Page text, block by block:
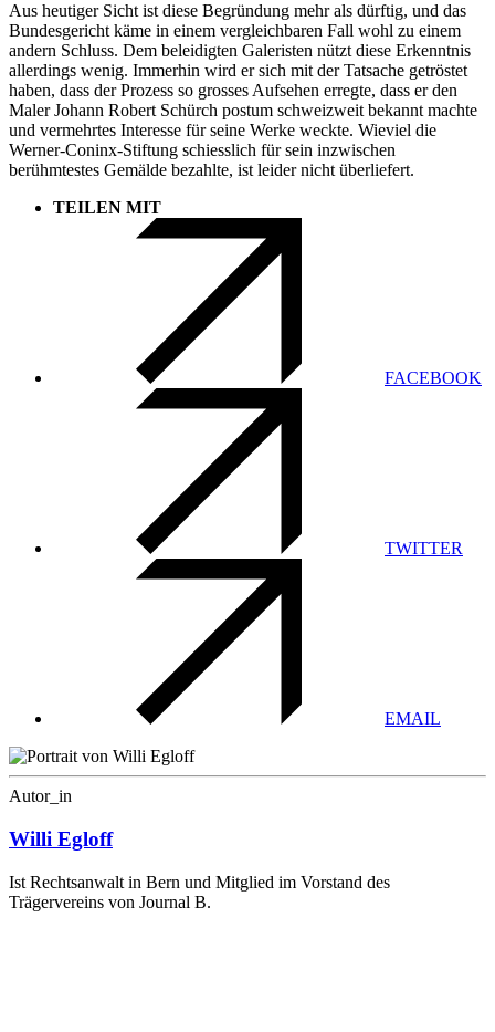
Aus heutiger Sicht ist diese Begründung mehr als dürftig, und das
Bundesgericht käme in einem vergleichbaren Fall wohl zu einem
andern Schluss. Dem beleidigten Galeristen nützt diese Erkenntnis
allerdings wenig. Immerhin wird er sich mit der Tatsache getröstet
haben, dass der Prozess so grosses Aufsehen erregte, dass er den
Maler Johann Robert Schürch postum schweizweit bekannt machte
und vermehrtes Interesse für seine Werke weckte. Wieviel die
Werner-Coninx-Stiftung schiesslich für sein inzwischen
berühmtestes Gemälde bezahlte, ist leider nicht überliefert.
TEILEN MIT
FACEBOOK
TWITTER
EMAIL
Autor_in
Willi Egloff
Ist Rechtsanwalt in Bern und Mitglied im Vorstand des
Trägervereins von Journal B.